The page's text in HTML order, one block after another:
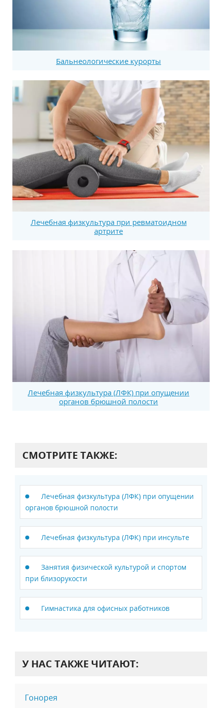
Бальнеологические курорты
Лечебная физкультура при ревматоидном
артрите
Лечебная физкультура (ЛФК) при опущении
органов брюшной полости
СМОТРИТЕ ТАКЖЕ:
Лечебная физкультура (ЛФК) при опущении
органов брюшной полости
Лечебная физкультура (ЛФК) при инсульте
Занятия физической культурой и спортом
при близорукости
Гимнастика для офисных работников
У НАС ТАКЖЕ ЧИТАЮТ:
Гонорея